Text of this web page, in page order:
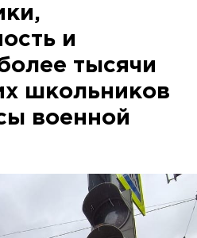
и
тысячи
школьников
военной